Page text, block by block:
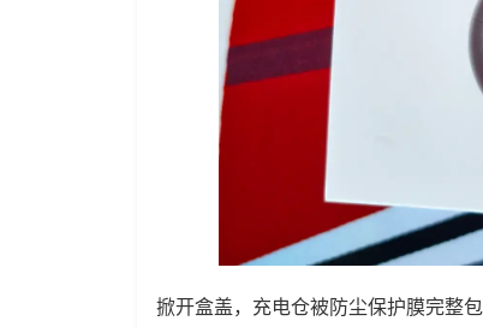
掀开盒盖，充电仓被防尘保护膜完整